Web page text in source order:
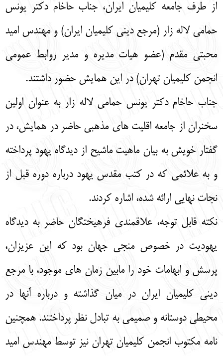
از طرف جامعه کلیمیان ایران، جناب حاخام دکتر یونس
حمامی لاله زار (مرجع دینی کلیمیان ایران) و مهندس امید
محبتی مقدم (عضو هیات مدیره و مدیر روابط عمومی
انجمن کلیمیان تهران) در این همایش حضور داشتند.
جناب حاخام دکتر یونس حمامی لاله زار به عنوان اولین
سخنران از جامعه اقلیت های مذهبی حاضر در همایش، در
گفتار خویش به بیان ماهیت ماشیح از دیدگاه یهود پرداخته
و به علائمی که در کتب مقدس یهود درباره دوره قبل از
نجات نهایی ارائه شده، اشاره کردند.
نکته قابل توجه، علاقمندی فرهیختگان حاضر به دیدگاه
یهودیت در خصوص منجی جهان بود که این عزیزان،
پرسش و ابهامات خود را مابین زمان های موجود، با مرجع
دینی کلیمیان ایران در میان گذاشته و درباره آنها در
محیطی دوستانه و صمیمی به تبادل نظر پرداختند. همچنین
نامه مکتوب انجمن کلیمیان تهران نیز توسط مهندس امید